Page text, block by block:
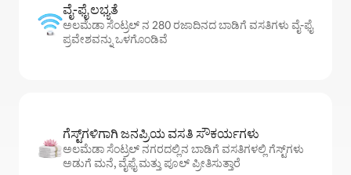
ವೈ-ಫೈ ಲಭ್ಯತೆ
ಅಲಮೆಡಾ ಸೆಂಟ್ರಲ್ ನ 280 ರಜಾದಿನದ ಬಾಡಿಗೆ ವಸತಿಗಳು ವೈ-ಫೈ
ಪ್ರವೇಶವನ್ನು ಒಳಗೊಂಡಿವೆ
ಗೆಸ್ಟ್‌ಗಳಿಗಾಗಿ ಜನಪ್ರಿಯ ವಸತಿ ಸೌಕರ್ಯಗಳು
ಅಲಮೆಡಾ ಸೆಂಟ್ರಲ್ ನಗರದಲ್ಲಿನ ಬಾಡಿಗೆ ವಸತಿಗಳಲ್ಲಿ ಗೆಸ್ಟ್‌ಗಳು
ಅಡುಗೆ ಮನೆ, ವೈಫೈ ಮತ್ತು ಪೂಲ್ ಪ್ರೀತಿಸುತ್ತಾರೆ